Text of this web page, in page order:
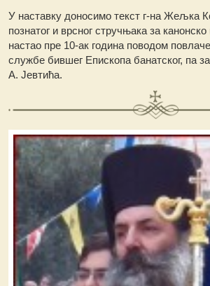
У наставку доносимо текст г-на Жељка
познатог и врсног стручњака за
настао пре 10-ак година поводом
службе бившег Епископа банатског, па
А. Јевтића.